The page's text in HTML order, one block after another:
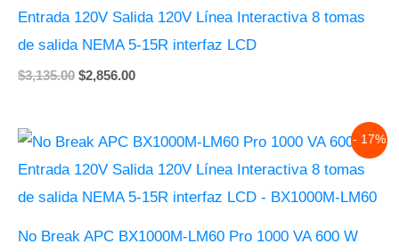
Entrada 120V Salida 120V Línea Interactiva 8 tomas
de salida NEMA 5-15R interfaz LCD
$3,135.00 $2,856.00
- 17%
No Break APC BX1000M-LM60 Pro 1000 VA 600 W
Original
was:
Current
is: